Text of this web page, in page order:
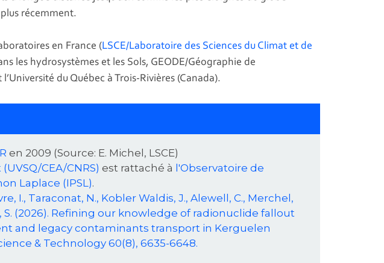
récemment.
en France (LSCE/Laboratoire des Sciences du Climat et de
les hydrosystèmes et les Sols, GEODE/Géographie de
du Québec à Trois-Rivières (Canada).
en 2009 (Source: E. Michel, LSCE)
CEA/CNRS) est rattaché à l'Observatoire de
Laplace (IPSL).
I., Taraconat, N., Kobler Waldis, J., Alewell, C., Merchel,
S. (2026). Refining our knowledge of radionuclide fallout
and legacy contaminants transport in Kerguelen
& Technology 60(8), 6635-6648.